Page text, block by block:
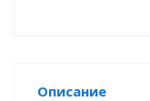
Описание